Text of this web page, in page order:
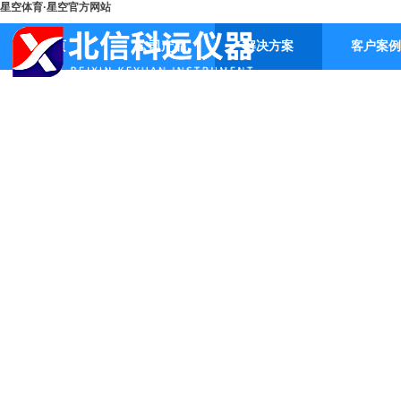
星空体育·星空官方网站
首页 公司产品 解决方案 客户案例